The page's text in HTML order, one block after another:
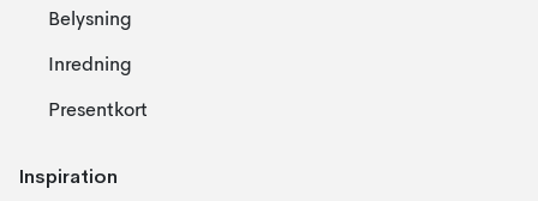
Belysning
Inredning
Presentkort
Inspiration